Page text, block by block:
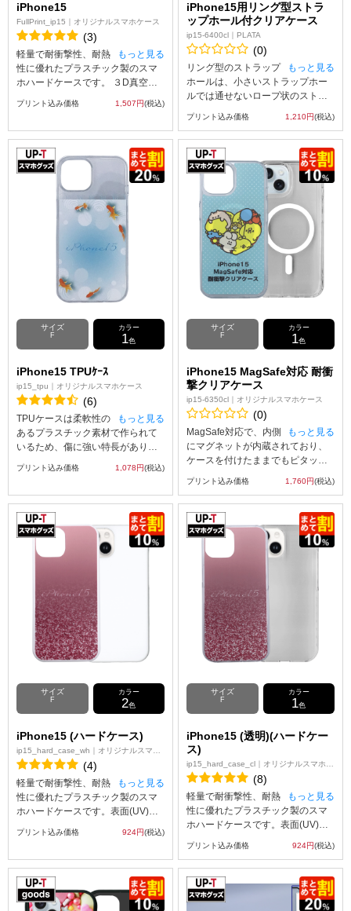
iPhone15
FullPrint_ip15｜オリジナルスマホケース
(3)
もっと見る
軽量で耐衝撃性、耐熱
性に優れたプラスチック製のスマ
ホハードケースです。 ３D真空昇
華印刷スマホケースへの印刷は側
面のフチ部分まで行うことができ
スマホケースの素材は白色のプラ
スチック（ポリカーボネート）で
ツヤあり（コート）とツヤ無し
（マット）をご用意しておりま
プリント込み価格 1,507円(税込)
iPhone15用リング型ストラ
ップホール付クリアケース
ip15-6400cl｜PLATA
(0)
もっと見る
リング型のストラップ
ホールは、小さいストラップホー
ルでは通せないロープ状のストラ
ップや、カラビナ式のストラップ
など様々なタイプのストラップと
組み合わせることができます。 リ
ング部分とケースが繋がっている
ので、金具と違い外れにくく、丈
夫な作りになっています。 側面は
ソフトなTPU素材で着脱簡単！背
面はiPhoneのデザインを活かせる
クリアケースで、角にはエアクッ
ション付き！衝撃やキズなどから
iPhoneを守るのはもちろん、カメ
ラや各種ボタンなどケースに入れ
たまま操作可能です。
プリント込み価格 1,210円(税込)
サイズ
F
カラー
1色
iPhone15 TPUｹｰｽ
ip15_tpu｜オリジナルスマホケース
(6)
もっと見る
TPUケースは柔軟性の
あるプラスチック素材で作られて
いるため、傷に強い特長がありま
す。
また弾力性があるため、衝撃にも
とができます。
プリント込み価格 1,078円(税込)
サイズ
F
カラー
1色
iPhone15 MagSafe対応 耐衝
撃クリアケース
ip15-6350cl｜オリジナルスマホケース
(0)
もっと見る
MagSafe対応で、内側
にマグネットが内蔵されており、
ケースを付けたままでもピタッと
貼りつき、ワイヤレス充電など各
種アクセサリーの使用がケースに
入れたまま操作可能です。 背面は
ハードなPC、側面がソフトなTPU
になっていて、着脱も簡単！角に
エアクッションが付いているので
衝撃からiPhoneを守ってくれま
がある際は、透過画像をご使用く
ださい。透過画像以外のデータを
使用されますと白色のインクでプ
リントされます。
プリント込み価格 1,760円(税込)
サイズ
F
カラー
2色
iPhone15 (ハードケース)
ip15_hard_case_wh｜オリジナルスマホ
ケース
(4)
もっと見る
軽量で耐衝撃性、耐熱
性に優れたプラスチック製のスマ
ホハードケースです。表面(UV)印
刷スマホケースはUVインクジェッ
ト印刷を使って、アップロードし
スの表面(スマホの背面になる部分)
へのみ印刷することができます。
なお、表面(UV)印刷スマホケース
プリント込み価格 924円(税込)
サイズ
F
カラー
1色
iPhone15 (透明)(ハードケー
ス)
ip15_hard_case_cl｜オリジナルスマホケ
ース
(8)
もっと見る
軽量で耐衝撃性、耐熱
性に優れたプラスチック製のスマ
ホハードケースです。表面(UV)印
刷スマホケースはUVインクジェッ
ト印刷を使って、アップロードし
たオリジナルの画像をスマホケー
スの表面(スマホの背面になる部分)
へのみ印刷することができます。
プリント込み価格 924円(税込)